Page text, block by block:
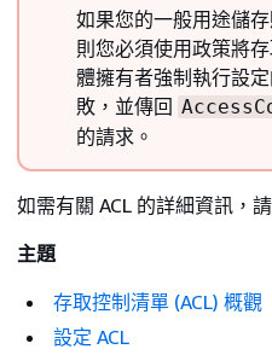
如果您的一般用途儲
則您必須使用政策將
體擁有者強制執行設
敗，並傳回
的請求。
如需有關 ACL 的詳細資訊，
主題
存取控制清單 (ACL) 概觀
設定 ACL